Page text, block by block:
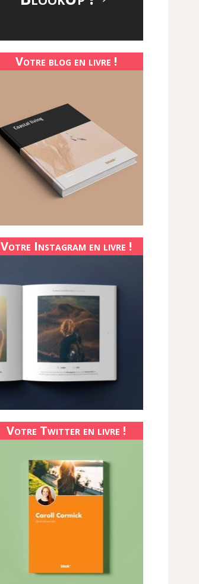
Votre blog en livre !
Votre Instagram en livre !
Votre Twitter en livre !